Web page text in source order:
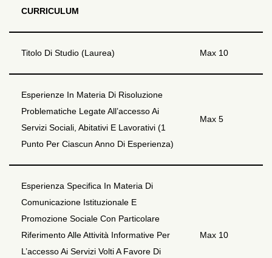
CURRICULUM
Titolo Di Studio (Laurea) Max 10
Esperienze In Materia Di Risoluzione
Problematiche Legate All’accesso Ai
Servizi Sociali, Abitativi E Lavorativi (1
Punto Per Ciascun Anno Di Esperienza)
Max 5
Esperienza Specifica In Materia Di
Comunicazione Istituzionale E
Promozione Sociale Con Particolare
Riferimento Alle Attività Informative Per
L’accesso Ai Servizi Volti A Favore Di
Max 10